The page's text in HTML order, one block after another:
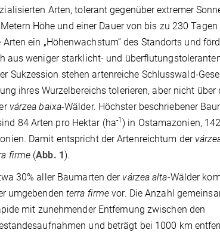
Arten, tolerant gegenüber extremer
Höhe und einer Dauer von bis zu 230
ein „Höhenwachstum“ des Standorts und
aus weniger starklicht- und
Sukzession stehen artenreiche Schlusswald-
ihres Wurzelbereichs tolerieren, aber nicht über
várzea baixa-Wälder. Höchster beschriebener
84 Arten pro Hektar (ha-1) in Ostamazonien,
Damit entspricht der Artenreichtum der
firme (Abb. 1).
30% aller Baumarten der várzea alta-Wälder
umgebenden terra firme vor. Die Anzahl
mit zunehmender Entfernung zwischen den
und beträgt bei 1000 km